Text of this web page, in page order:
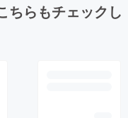
ちらもチェックし